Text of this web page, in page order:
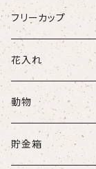
フリーカップ
花入れ
動物
牛
貯金箱